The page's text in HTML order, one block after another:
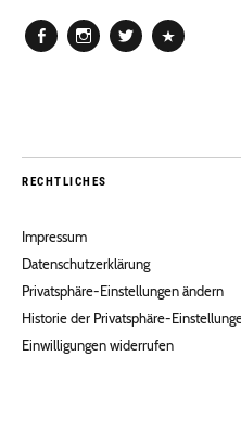
RECHTLICHES
Impressum
Datenschutzerklärung
Privatsphäre-Einstellungen ändern
Historie der Privatsphäre-
Einwilligungen widerrufen